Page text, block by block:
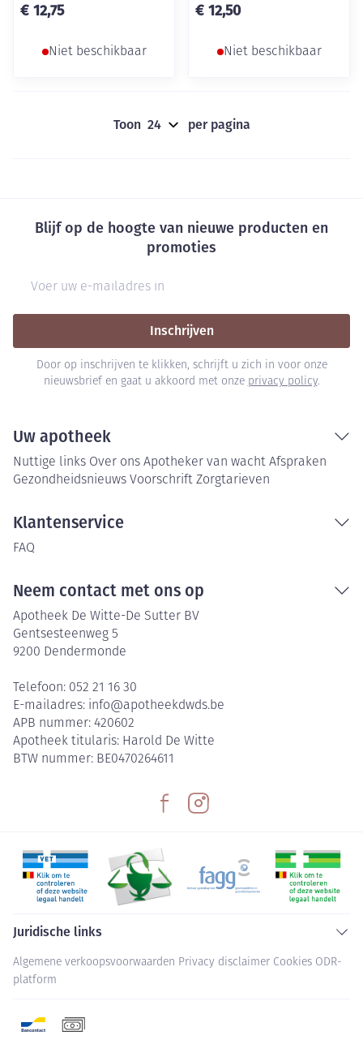
€ 12,75
Niet beschikbaar
€ 12,50
Niet beschikbaar
Toon per pagina
Blijf op de hoogte van nieuwe producten en
promoties
Inschrijven
Door op inschrijven te klikken, schrijft u zich in voor onze
nieuwsbrief en gaat u akkoord met onze privacy policy.
Uw apotheek
Nuttige links Over ons Apotheker van wacht Afspraken
Gezondheidsnieuws Voorschrift Zorgtarieven
Klantenservice
FAQ
Neem contact met ons op
Apotheek De Witte-De Sutter BV
Gentsesteenweg 5
9200 Dendermonde
Telefoon: 052 21 16 30
E-mailadres: info@apotheekdwds.be
APB nummer: 420602
Apotheek titularis: Harold De Witte
BTW nummer: BE0470264611
Juridische links
Algemene verkoopsvoorwaarden Privacy disclaimer Cookies ODR-
platform